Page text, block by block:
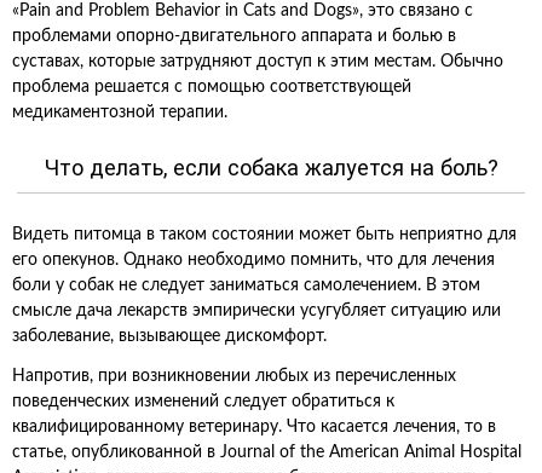
«Pain and Problem Behavior in Cats and Dogs», это связано с
проблемами опорно-двигательного аппарата и болью в
суставах, которые затрудняют доступ к этим местам. Обычно
проблема решается с помощью соответствующей
медикаментозной терапии.
Что делать, если собака жалуется на боль?
Видеть питомца в таком состоянии может быть неприятно для
его опекунов. Однако необходимо помнить, что для лечения
боли у собак не следует заниматься самолечением. В этом
смысле дача лекарств эмпирически усугубляет ситуацию или
заболевание, вызывающее дискомфорт.
Напротив, при возникновении любых из перечисленных
поведенческих изменений следует обратиться к
квалифицированному ветеринару. Что касается лечения, то в
статье, опубликованной в Journal of the American Animal Hospital